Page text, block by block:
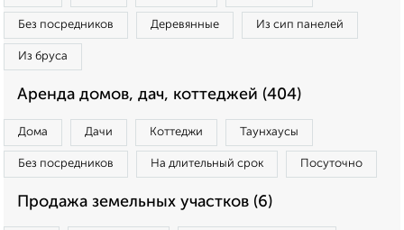
Без посредников Деревянные Из сип панелей
Из бруса
Аренда домов, дач, коттеджей (404)
Дома Дачи Коттеджи Таунхаусы
Без посредников На длительный срок Посуточно
Продажа земельных участков (6)